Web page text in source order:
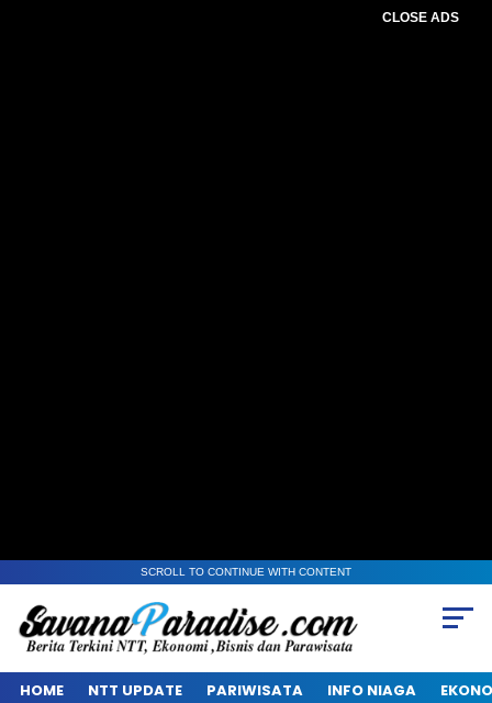
CLOSE ADS
SCROLL TO CONTINUE WITH CONTENT
HOME NTT UPDATE PARIWISATA INFO NIAGA